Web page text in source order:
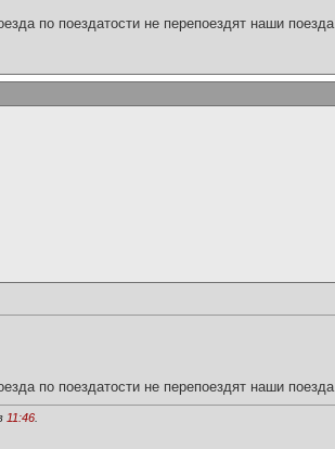
по поездатости не перепоездят наши поезда.
по поездатости не перепоездят наши поезда.
11:46